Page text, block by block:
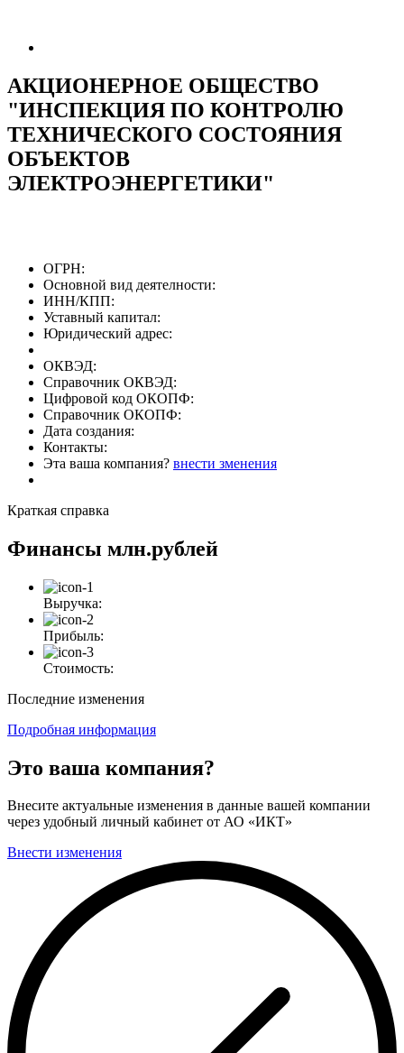
АКЦИОНЕРНОЕ ОБЩЕСТВО
"ИНСПЕКЦИЯ ПО КОНТРОЛЮ
ТЕХНИЧЕСКОГО СОСТОЯНИЯ
ОБЪЕКТОВ
ЭЛЕКТРОЭНЕРГЕТИКИ"
ОГРН:
Основной вид деятелности:
ИНН/КПП:
Уставный капитал:
Юридический адрес:
ОКВЭД:
Справочник ОКВЭД:
Цифровой код ОКОПФ:
Справочник ОКОПФ:
Дата создания:
Контакты:
Эта ваша компания? внести зменения
Краткая справка
Финансы млн.рублей
Выручка:
Прибыль:
Стоимость:
Последние изменения
Подробная информация
Это ваша компания?
Внесите актуальные изменения в данные вашей компании
через удобный личный кабинет от АО «ИКТ»
Внести изменения